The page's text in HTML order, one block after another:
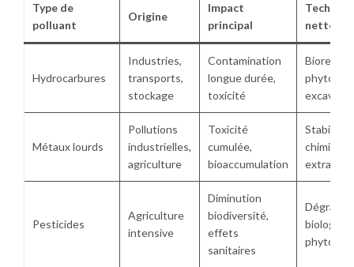
Type de
polluant
Origine
Impact
principal
Hydrocarbures
Industries,
transports,
stockage
Contamination
longue durée,
toxicité
Métaux lourds
Pollutions
industrielles,
agriculture
Toxicité
cumulée,
bioaccumulation
chimique,
Pesticides
Agriculture
intensive
Diminution
biodiversité,
effets
sanitaires